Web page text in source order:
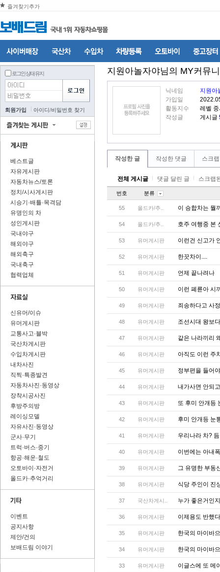
즐겨찾기추가
로그인 상태 유지
회원가입 아이디/비밀번호 찾기
베스트글
자유게시판
자동차뉴스/토론
정치/시사게시판
시승기·배틀·목격담
유명인의 차
성인게시판
국내야구
해외야구
해외축구
국내축구
협력업체
신유머/이슈
유머게시판
교통사고·블박
국산차게시판
수입차게시판
내차사진
직찍·특종발견
자동차사진·동영상
장착시공사진
후방주의방
레이싱모델
자유사진·동영상
군사·무기
트럭·버스·중기
항공·해운·철도
오토바이·자전거
올드카·추억거리
이벤트
공지사항
제안/건의
보배드림 이야기
지원아놀자야님의 MY커뮤
닉네임
지원아
가입일
활동지수
레벨
작성글
게시글
작성한 글 작성한 댓글 스크
전체 게시글 댓글 달린 글 스크랩
번호 분류
55 올드카/추.. 이 승합차는 뭘
54 올드카/추.. 호주 여행중 본
53 유머게시판 이런건 신고가
52 유머게시판 한끗차이....
51 유머게시판 언제 끝나려나
50 유머게시판 이런 폐륜아 시
49 유머게시판 죄송하다고 사
48 유머게시판 조선시대 왕보
47 유머게시판 같은 나라끼리
46 유머게시판 아직도 이런 주
45 유머게시판 정부편을 들어
44 유머게시판 내가사면 안되
43 유머게시판 또 후미 안개등
42 유머게시판 후미 안개등 눈
41 유머게시판 우리나라 차?
40 유머게시판 이번에는 아내
39 유머게시판 그 유명한 부동
38 유머게시판 식당 주인이 진
37 국산차게시.. 누가 좋은거인
36 유머게시판 이제용도 반했
35 유머게시판 한국의 마이바
34 유머게시판 한국의 마이바
33 유머게시판 이글스에 또 메